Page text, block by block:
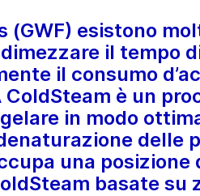
(GWF) esistono
il tempo
il consumo
è un
in modo
delle
una
basate su